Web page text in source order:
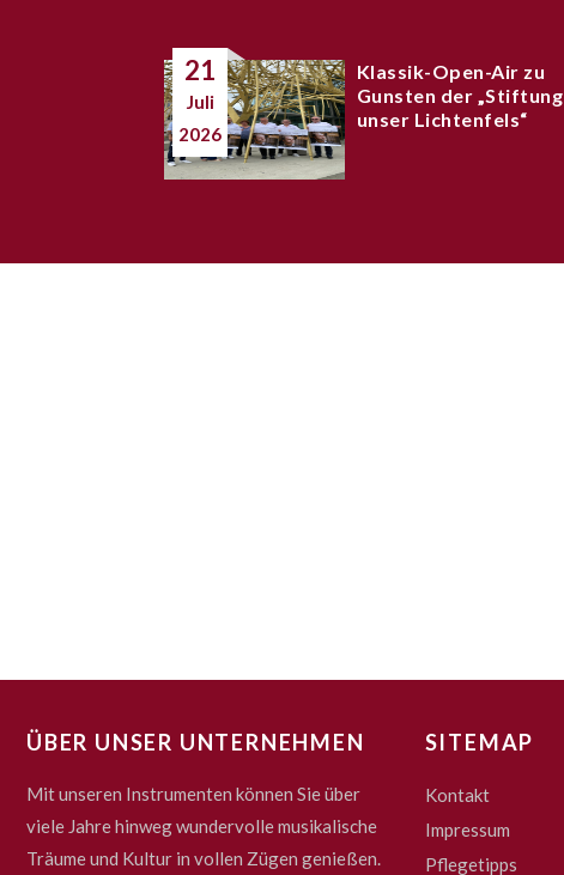
21
Juli
2026
Klassik-Open-Air zu
Gunsten der „Stiftung
unser Lichtenfels“
ÜBER UNSER UNTERNEHMEN
Mit unseren Instrumenten können Sie über
viele Jahre hinweg wundervolle musikalische
Träume und Kultur in vollen Zügen genießen.
SITEMAP
Kontakt
Impressum
Pflegetipps